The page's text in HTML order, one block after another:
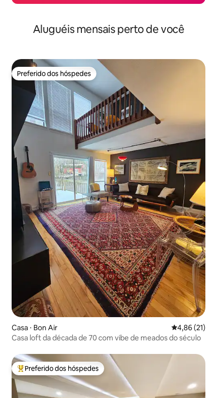
Aluguéis mensais perto de você
Preferido dos hóspedes
Preferido dos hóspedes
Casa ⋅ Bon Air 4,86 de uma
4,86 (21)
Casa loft da década de 70 com vibe de meados do século
Entre os melhores preferidos dos hóspedes
Preferido dos hóspedes